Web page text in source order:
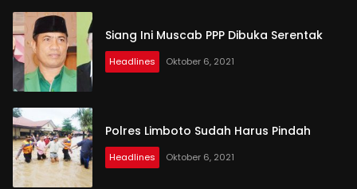
Siang Ini Muscab PPP Dibuka Serentak
Headlines Oktober 6, 2021
Polres Limboto Sudah Harus Pindah
Headlines Oktober 6, 2021